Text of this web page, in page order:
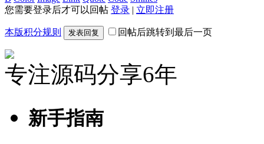
您需要登录后才可以回帖 登录 | 立即注册
本版积分规则 发表回复 回帖后跳转到最后一页
专注源码分享6年
新手指南